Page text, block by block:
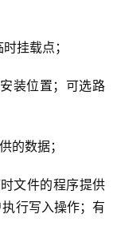
载点；
置；可选路
数据；
件的程序提供
行写入操作；有